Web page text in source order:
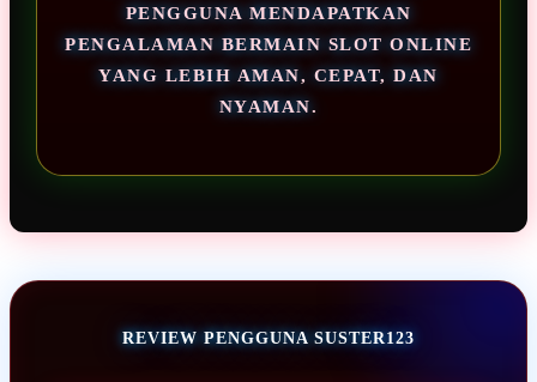
PENGGUNA MENDAPATKAN
PENGALAMAN BERMAIN SLOT ONLINE
YANG LEBIH AMAN, CEPAT, DAN
NYAMAN.
REVIEW PENGGUNA SUSTER123